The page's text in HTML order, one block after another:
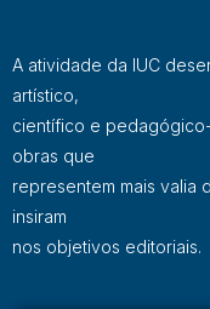
A atividade da IUC
artístico,
científico e
obras que
representem mais valia
insiram
nos objetivos editoriais.